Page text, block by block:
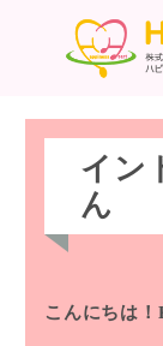
イン
ん
こんにちは！